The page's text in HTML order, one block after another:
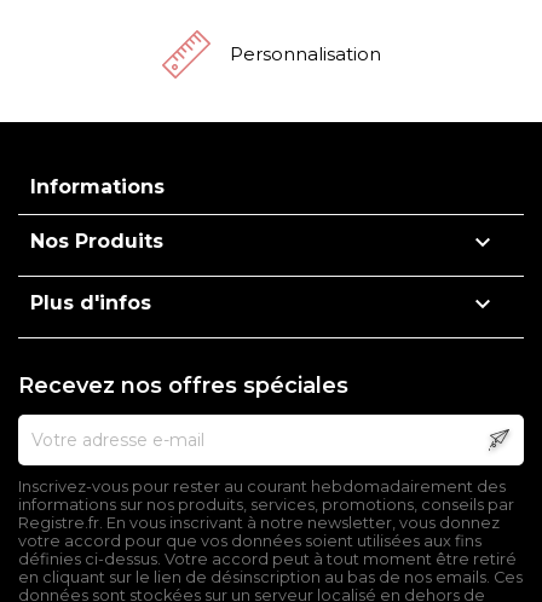
Personnalisation
Informations
Nos Produits 
Plus d'infos 
Recevez nos offres spéciales
Inscrivez-vous pour rester au courant hebdomadairement des
informations sur nos produits, services, promotions, conseils par
Registre.fr. En vous inscrivant à notre newsletter, vous donnez
votre accord pour que vos données soient utilisées aux fins
définies ci-dessus. Votre accord peut à tout moment être retiré
en cliquant sur le lien de désinscription au bas de nos emails. Ces
données sont stockées sur un serveur localisé en dehors de